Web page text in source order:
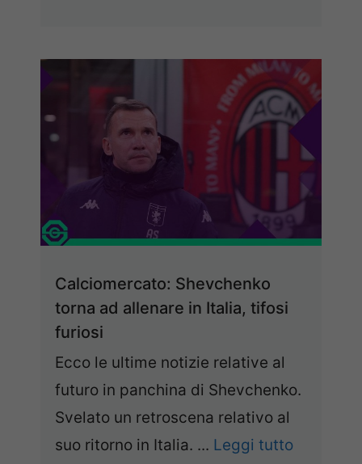
Calciomercato: Shevchenko
torna ad allenare in Italia, tifosi
furiosi
Ecco le ultime notizie relative al
futuro in panchina di Shevchenko.
Svelato un retroscena relativo al
suo ritorno in Italia. ... Leggi tutto